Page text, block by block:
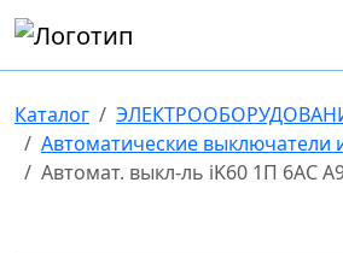
Каталог
Автоматические выключатели
Автомат. выкл-ль iK60 1П 6AC